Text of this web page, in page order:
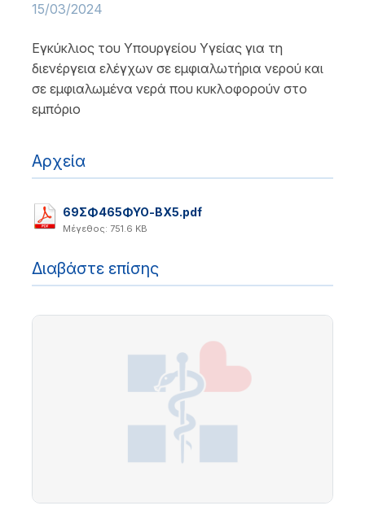
15/03/2024
Εγκύκλιος του Υπουργείου Υγείας για τη
διενέργεια ελέγχων σε εμφιαλωτήρια νερού και
σε εμφιαλωμένα νερά που κυκλοφορούν στο
εμπόριο
Αρχεία
69ΣΦ465ΦΥΟ-ΒΧ5.pdf
Μέγεθος: 751.6 KB
Διαβάστε επίσης